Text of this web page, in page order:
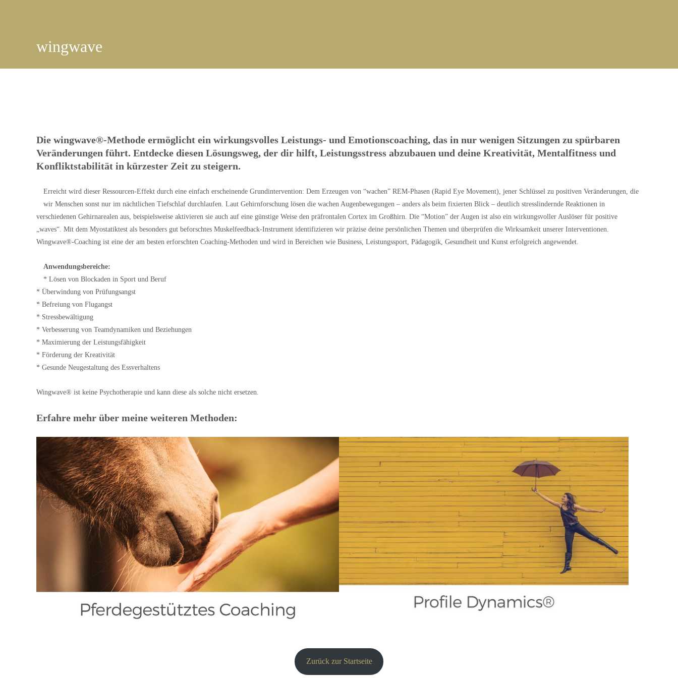
wingwave
Die wingwave®-Methode ermöglicht ein wirkungsvolles Leistungs- und Emotionscoaching, das in nur wenigen Sitzungen zu spürbaren
Veränderungen führt. Entdecke diesen Lösungsweg, der dir hilft, Leistungsstress abzubauen und deine Kreativität, Mentalfitness und
Konfliktstabilität in kürzester Zeit zu steigern.
Erreicht wird dieser Ressourcen-Effekt durch eine einfach erscheinende Grundintervention: Dem Erzeugen von “wachen” REM-Phasen (Rapid Eye Movement), jener Schlüssel zu positiven Veränderungen, die
wir Menschen sonst nur im nächtlichen Tiefschlaf durchlaufen. Laut Gehirnforschung lösen die wachen Augenbewegungen – anders als beim fixierten Blick – deutlich stresslindernde Reaktionen in
verschiedenen Gehirnarealen aus, beispielsweise aktivieren sie auch auf eine günstige Weise den präfrontalen Cortex im Großhirn. Die “Motion” der Augen ist also ein wirkungsvoller Auslöser für positive
„waves“. Mit dem Myostatiktest als besonders gut beforschtes Muskelfeedback-Instrument identifizieren wir präzise deine persönlichen Themen und überprüfen die Wirksamkeit unserer Interventionen.
Wingwave®-Coaching ist eine der am besten erforschten Coaching-Methoden und wird in Bereichen wie Business, Leistungssport, Pädagogik, Gesundheit und Kunst erfolgreich angewendet.
Anwendungsbereiche:
* Lösen von Blockaden in Sport und Beruf
* Überwindung von Prüfungsangst
* Befreiung von Flugangst
* Stressbewältigung
* Verbesserung von Teamdynamiken und Beziehungen
* Maximierung der Leistungsfähigkeit
* Förderung der Kreativität
* Gesunde Neugestaltung des Essverhaltens
Wingwave® ist keine Psychotherapie und kann diese als solche nicht ersetzen.
Erfahre mehr über meine weiteren Methoden:
Zurück zur Startseite